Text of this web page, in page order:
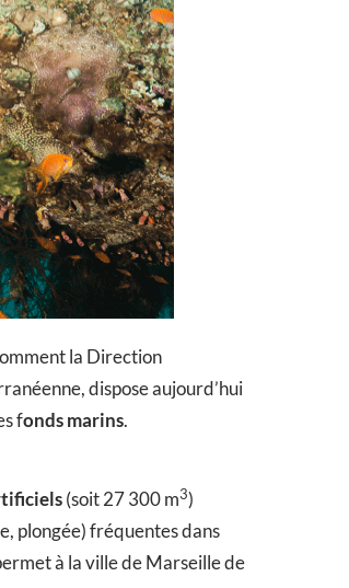
la Direction
dispose aujourd’hui
fonds marins.
(soit 27 300 m3)
plongée) fréquentes dans
à la ville de Marseille de